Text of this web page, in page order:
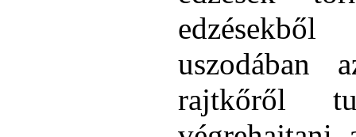
uszodában
rajtkőről